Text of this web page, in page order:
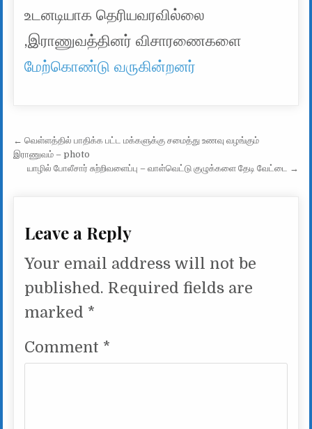
உடனடியாக தெரியவரவில்லை
,இராணுவத்தினர் விசாரணைகளை
மேற்கொண்டு வருகின்றனர்
Post navigation
← வெள்ளத்தில் பாதிக்க பட்ட மக்களுக்கு சமைத்து உணவு வழங்கும்
இராணுவம் – photo
யாழில் போலீசார் சுற்றிவளைப்பு – வாள்வெட்டு குழுக்களை தேடி வேட்டை →
Leave a Reply
Your email address will not be
published. Required fields are
marked *
Comment *